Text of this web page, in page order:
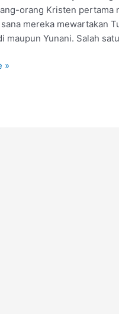
orang Kristen pertama
mereka mewartakan
maupun Yunani. Salah
»